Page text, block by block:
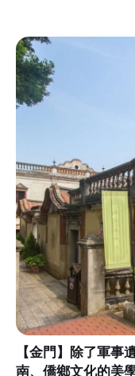
【金門】除了軍事
南、僑鄉文化的美